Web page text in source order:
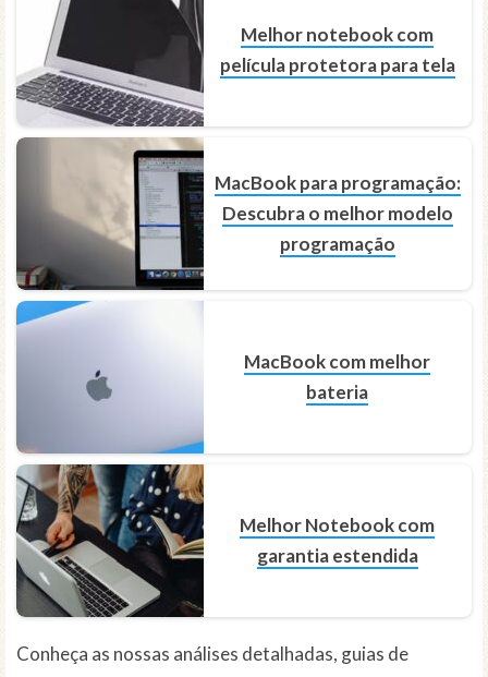
Melhor notebook com
película protetora para tela
MacBook para programação:
Descubra o melhor modelo
programação
MacBook com melhor
bateria
Melhor Notebook com
garantia estendida
Conheça as nossas análises detalhadas, guias de